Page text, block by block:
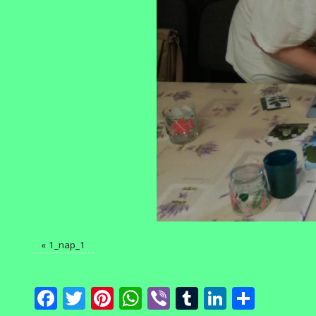
« 1_nap_1
Facebook
Twitter
Pinterest
WhatsApp
ViberTumblr